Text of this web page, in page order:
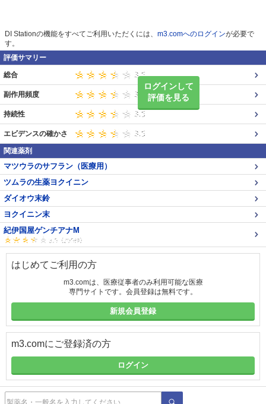
DI Stationの機能をすべてご利用いただくには、 m3.comへのログインが必要で
す。
評価サマリー
ログインして
評価を見る
総合
副作用頻度
持続性
エビデンスの確かさ
関連薬剤
マツウラのサフラン（医療用）
ツムラの生薬ヨクイニン
ダイオウ末鈴
ヨクイニン末
紀伊国屋ゲンチアナM
はじめてご利用の方
m3.comは、医療従事者のみ利用可能な医療
専門サイトです。会員登録は無料です。
新規会員登録
m3.comにご登録済の方
ログイン